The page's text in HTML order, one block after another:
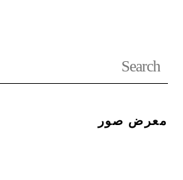
معرض صور